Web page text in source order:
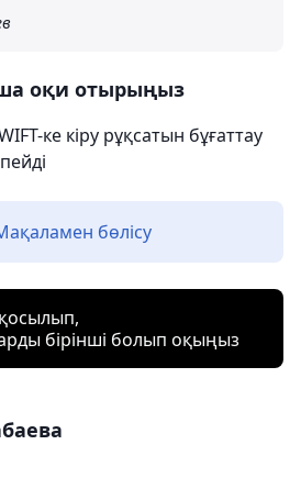
оқи отырыңыз
ке кіру рұқсатын бұғаттау
бөлісу
бірінші болып оқыңыз